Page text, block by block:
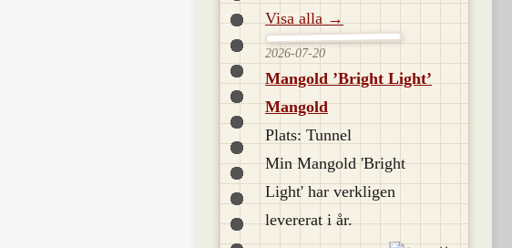
Visa alla →
2026-07-20
Mangold ’Bright Light’
Mangold
Plats: Tunnel
Min Mangold 'Bright
Light' har verkligen
levererat i år.